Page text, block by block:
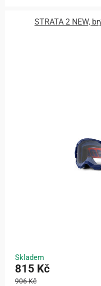
STRATA 2 NEW,
Skladem
815 Kč
906 Kč